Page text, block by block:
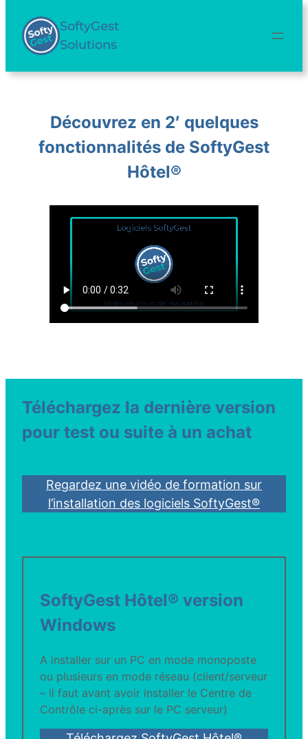
contenu
SoftyGest
Solutions
Découvrez en 2′ quelques
fonctionnalités de SoftyGest
Hôtel®
Téléchargez la dernière version
pour test ou suite à un achat
Regardez une vidéo de formation sur
l’installation des logiciels SoftyGest®
SoftyGest Hôtel® version
Windows
A installer sur un PC en mode monoposte
ou plusieurs en mode réseau (client/serveur
– il faut avant avoir installer le Centre de
Contrôle ci-après sur le PC serveur)